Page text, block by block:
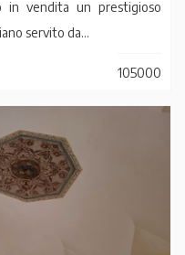
in vendita un prestigioso
servito da...
105000